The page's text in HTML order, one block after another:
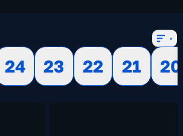
24 23 22 21
20